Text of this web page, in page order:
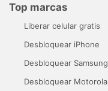
Top marcas
Liberar celular gratis
Desbloquear iPhone
Desbloquear Samsung
Desbloquear Motorola